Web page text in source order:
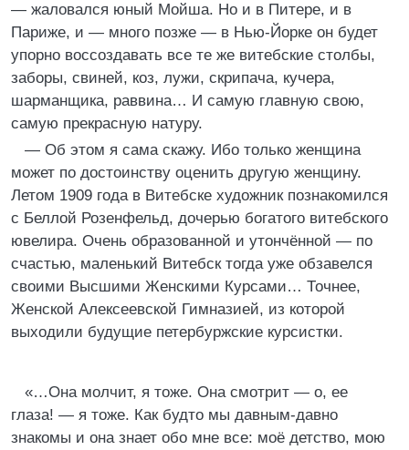
— жаловался юный Мойша. Но и в Питере, и в
Париже, и — много позже — в Нью-Йорке он будет
упорно воссоздавать все те же витебские столбы,
заборы, свиней, коз, лужи, скрипача, кучера,
шарманщика, раввина… И самую главную свою,
самую прекрасную натуру.
— Об этом я сама скажу. Ибо только женщина
может по достоинству оценить другую женщину.
Летом 1909 года в Витебске художник познакомился
с Беллой Розенфельд, дочерью богатого витебского
ювелира. Очень образованной и утончённой — по
счастью, маленький Витебск тогда уже обзавелся
своими Высшими Женскими Курсами… Точнее,
Женской Алексеевской Гимназией, из которой
выходили будущие петербуржские курсистки.
«…Она молчит, я тоже. Она смотрит — о, ее
глаза! — я тоже. Как будто мы давным-давно
знакомы и она знает обо мне все: моё детство, мою